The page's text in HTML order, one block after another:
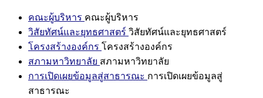
คณะผู้บริหาร คณะผู้บริหาร
วิสัยทัศน์และยุทธศาสตร์ วิสัยทัศน์และยุทธศาสตร์
โครงสร้างองค์กร โครงสร้างองค์กร
สภามหาวิทยาลัย สภามหาวิทยาลัย
การเปิดเผยข้อมูลสู่สาธารณะ การเปิดเผยข้อมูลสู่
สาธารณะ